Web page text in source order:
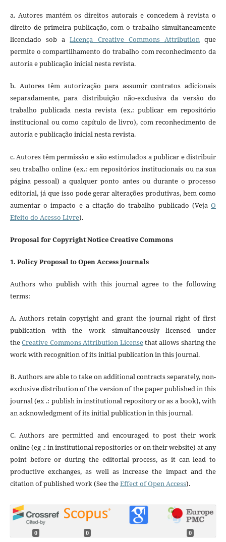
a. Autores mantém os direitos autorais e concedem à revista o
direito de primeira publicação, com o trabalho simultaneamente
licenciado sob aLicença Creative Commons Attributionque
permite o compartilhamento do trabalho com reconhecimento da
autoria e publicação inicial nesta revista.
b. Autores têm autorização para assumir contratos adicionais
separadamente, para distribuição não-exclusiva da versão do
trabalho publicada nesta revista (ex.: publicar em repositório
institucional ou como capítulo de livro), com reconhecimento de
autoria e publicação inicial nesta revista.
c. Autores têm permissão e são estimulados a publicar e distribuir
seu trabalho online (ex.: em repositórios institucionais ou na sua
página pessoal) a qualquer ponto antes ou durante o processo
editorial, já que isso pode gerar alterações produtivas, bem como
aumentar o impacto e a citação do trabalho publicado (VejaO
Efeito do Acesso Livre).
Proposal for Copyright Notice Creative Commons
1. Policy Proposal to Open Access Journals
Authors who publish with this journal agree to the following
terms:
A. Authors retain copyright and grant the journal right of first
publication with the work simultaneously licensed under
theCreative Commons Attribution Licensethat allows sharing the
work with recognition of its initial publication in this journal.
B. Authors are able to take on additional contracts separately, non-
exclusive distribution of the version of the paper published in this
journal (ex .: publish in institutional repository or as a book), with
an acknowledgment of its initial publication in this journal.
C. Authors are permitted and encouraged to post their work
online (eg .: in institutional repositories or on their website) at any
point before or during the editorial process, as it can lead to
productive exchanges, as well as increase the impact and the
citation of published work (See theEffect of Open Access).
0 0 0